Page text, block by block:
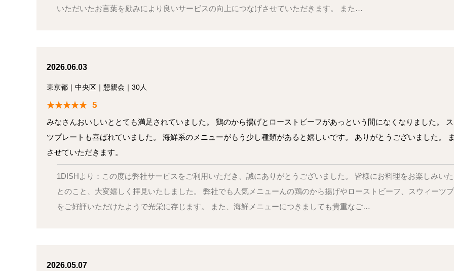
いただいたお言葉を励みにより良いサービスの向上につなげさせていただきます。 また…
2026.06.03
東京都 ｜ 中央区 ｜ 懇親会 ｜ 30人
5
みなさんおいしいととても満足されていました。 鶏のから揚げとローストビーフがあっという間になくなりました。
ツプレートも喜ばれていました。 海鮮系のメニューがもう少し種類があると嬉しいです。 ありがとうございました。
させていただきます。
1DISHより：この度は弊社サービスをご利用いただき、誠にありがとうございました。 皆様にお料理をお楽しみい
とのこと、大変嬉しく拝見いたしました。 弊社でも人気メニューんの鶏のから揚げやローストビーフ、スウィーツプ
をご好評いただけたようで光栄に存じます。 また、海鮮メニューにつきましても貴重なご…
2026.05.07